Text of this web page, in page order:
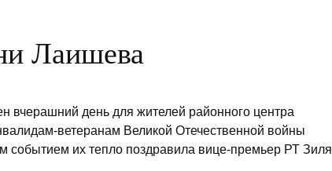
Лаишева
день для жителей районного центра
ветеранам Великой Отечественной войны
событием их тепло поздравила вице-премьер РТ Зиля